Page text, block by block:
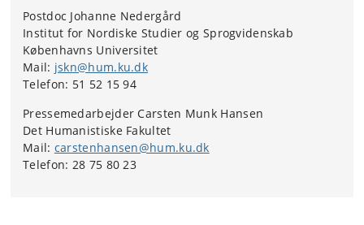
Postdoc Johanne Nedergård
Institut for Nordiske Studier og Sprogvidenskab
Københavns Universitet
Mail: jskn@hum.ku.dk
Telefon: 51 52 15 94
Pressemedarbejder Carsten Munk Hansen
Det Humanistiske Fakultet
Mail: carstenhansen@hum.ku.dk
Telefon: 28 75 80 23